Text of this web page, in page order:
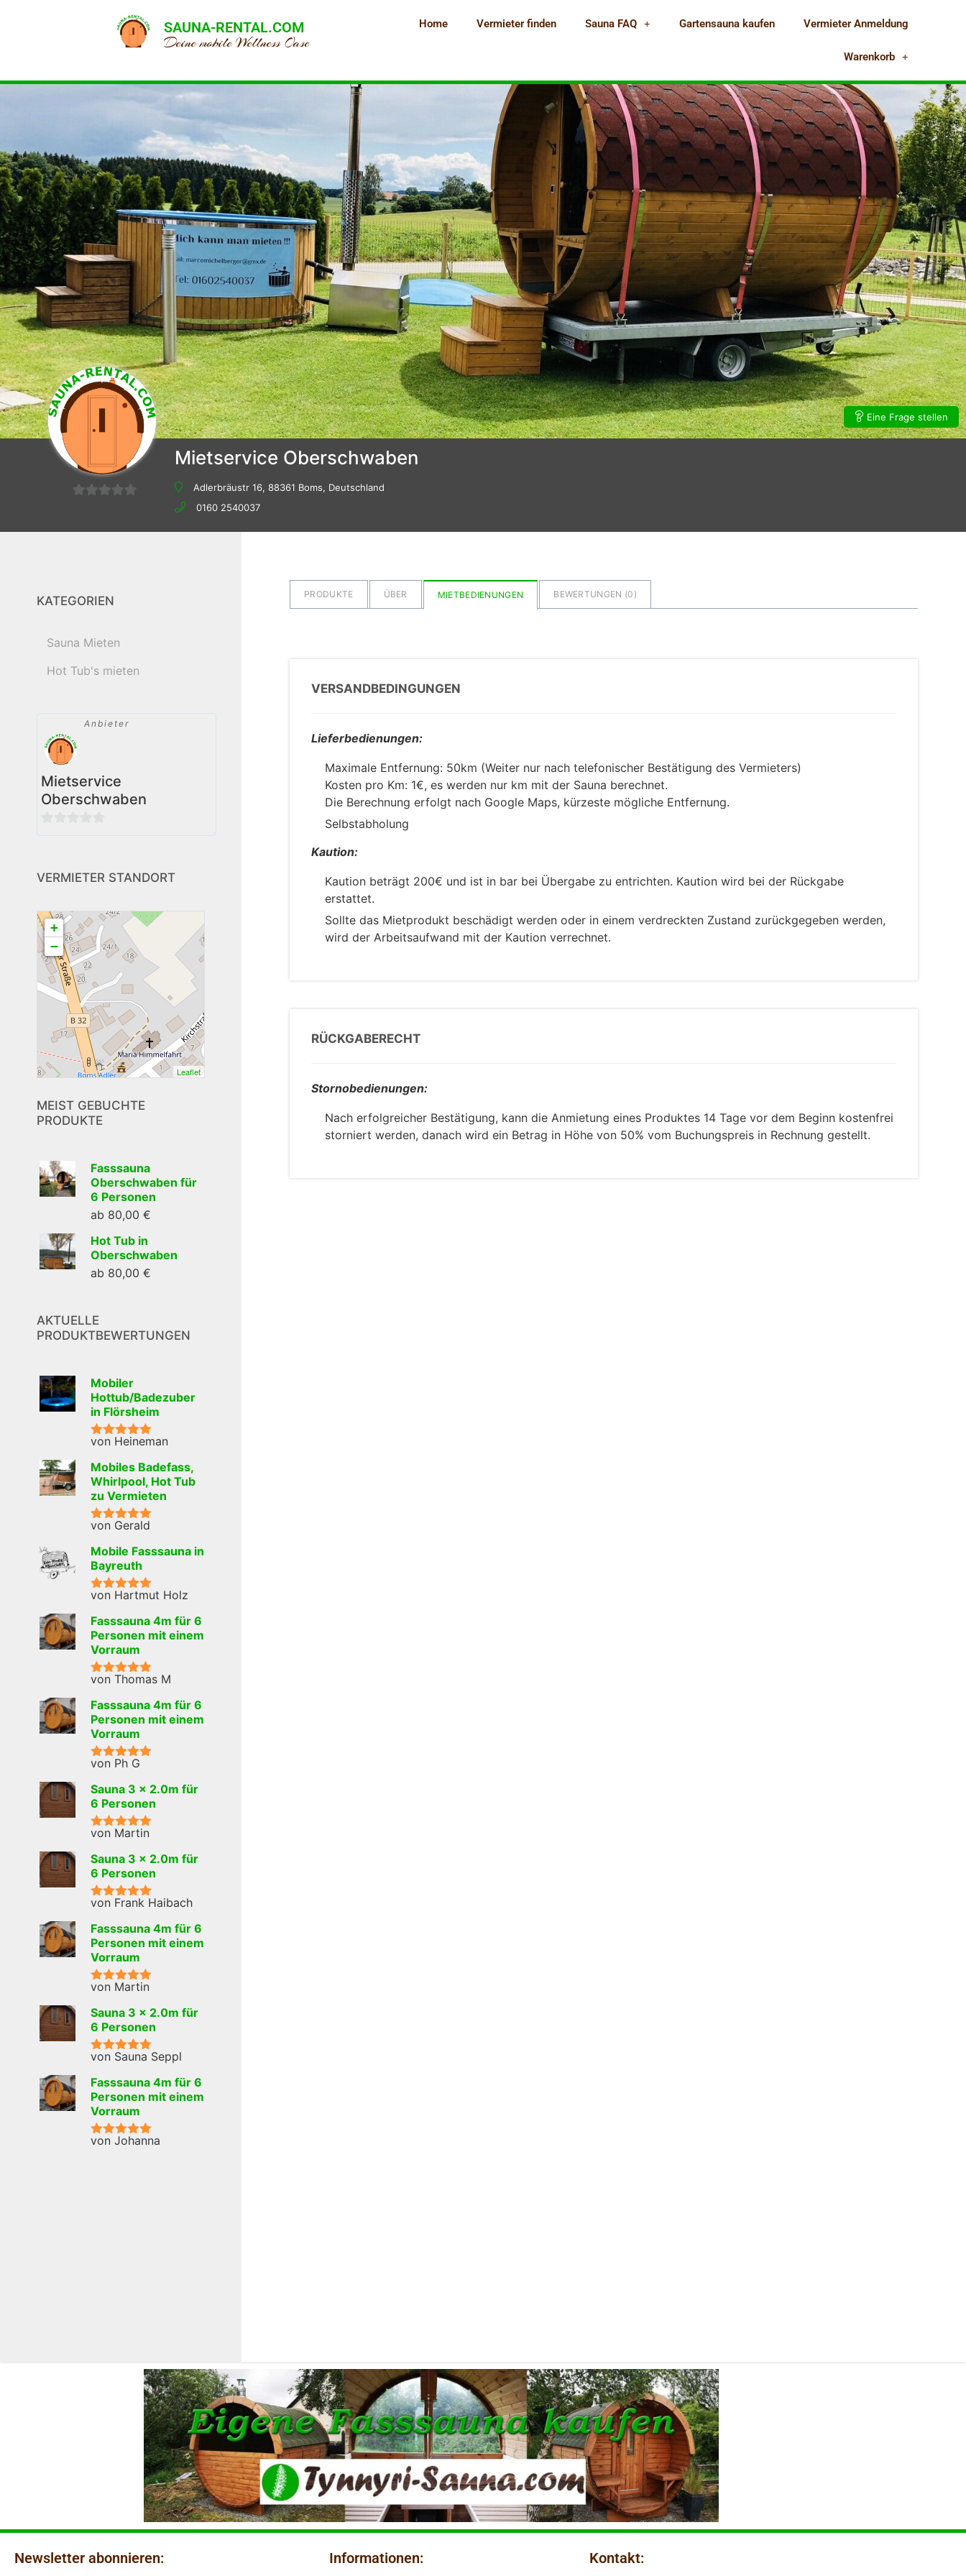
SAUNA-RENTAL.COM
Deine mobile Wellness Oase
Home Vermieter finden Sauna FAQ Gartensauna kaufen Vermieter Anmeldung
Warenkorb
Mietservice Oberschwaben
Adlerbräustr 16, 88361 Boms, Deutschland
0160 2540037
Eine Frage stellen
PRODUKTE ÜBER MIETBEDIENUNGEN BEWERTUNGEN (0 )
VERSANDBEDINGUNGEN
Lieferbedienungen:
Maximale Entfernung: 50km (Weiter nur nach telefonischer Bestätigung des Vermieters)
Kosten pro Km: 1€, es werden nur km mit der Sauna berechnet.
Die Berechnung erfolgt nach Google Maps, kürzeste mögliche Entfernung.
Selbstabholung
Kaution:
Kaution beträgt 200€ und ist in bar bei Übergabe zu entrichten. Kaution wird bei der Rückgabe
erstattet.
Sollte das Mietprodukt beschädigt werden oder in einem verdreckten Zustand zurückgegeben werden,
wird der Arbeitsaufwand mit der Kaution verrechnet.
RÜCKGABERECHT
Stornobedienungen:
Nach erfolgreicher Bestätigung, kann die Anmietung eines Produktes 14 Tage vor dem Beginn kostenfrei
storniert werden, danach wird ein Betrag in Höhe von 50% vom Buchungspreis in Rechnung gestellt.
KATEGORIEN
Sauna Mieten
Hot Tub's mieten
Anbieter
Mietservice
Oberschwaben
5
VERMIETER STANDORT
+
−
Leaflet
MEIST GEBUCHTE
PRODUKTE
Fasssauna
Oberschwaben für
6 Personen
ab 80,00€
Hot Tub in
Oberschwaben
ab 80,00€
AKTUELLE
PRODUKTBEWERTUNGEN
Mobiler
Hottub/Badezuber
in Flörsheim
Bewertet mit
von Heineman
Mobiles Badefass,
Whirlpool, Hot Tub
zu Vermieten
Bewertet mit
von Gerald
Mobile Fasssauna in
Bayreuth
Bewertet mit
von Hartmut Holz
Fasssauna 4m für 6
Personen mit einem
Vorraum
Bewertet mit
von Thomas M
Fasssauna 4m für 6
Personen mit einem
Vorraum
Bewertet mit
von Ph G
Sauna 3 x 2.0m für
6 Personen
Bewertet mit
von Martin
Sauna 3 x 2.0m für
6 Personen
Bewertet mit
von Frank Haibach
Fasssauna 4m für 6
Personen mit einem
Vorraum
Bewertet mit
von Martin
Sauna 3 x 2.0m für
6 Personen
Bewertet mit
von Sauna Seppl
Fasssauna 4m für 6
Personen mit einem
Vorraum
Bewertet mit
von Johanna
Newsletter abonnieren: Informationen: Kontakt: